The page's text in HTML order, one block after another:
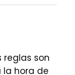
reglas son
hora de